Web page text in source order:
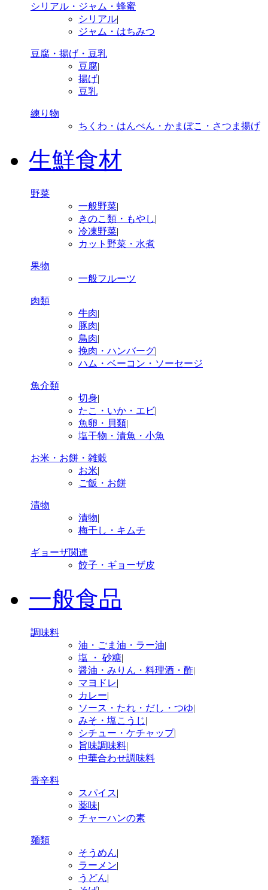
シリアル・ジャム・蜂蜜
シリアル|
ジャム・はちみつ
豆腐・揚げ・豆乳
豆腐|
揚げ|
豆乳
練り物
ちくわ・はんぺん・かまぼこ・さつま揚げ
生鮮食材
野菜
一般野菜|
きのこ類・もやし|
冷凍野菜|
カット野菜・水煮
果物
一般フルーツ
肉類
牛肉|
豚肉|
鳥肉|
挽肉・ハンバーグ|
ハム・ベーコン・ソーセージ
魚介類
切身|
たこ・いか・エビ|
魚卵・貝類|
塩干物・漬魚・小魚
お米・お餅・雑穀
お米|
ご飯・お餅
漬物
漬物|
梅干し・キムチ
ギョーザ関連
餃子・ギョーザ皮
一般食品
調味料
油・ごま油・ラー油|
塩 ・ 砂糖|
醤油・みりん・料理酒・酢|
マヨドレ|
カレー|
ソース・たれ・だし・つゆ|
みそ・塩こうじ|
シチュー・ケチャップ|
旨味調味料|
中華合わせ調味料
香辛料
スパイス|
薬味|
チャーハンの素
麺類
そうめん|
ラーメン|
うどん|